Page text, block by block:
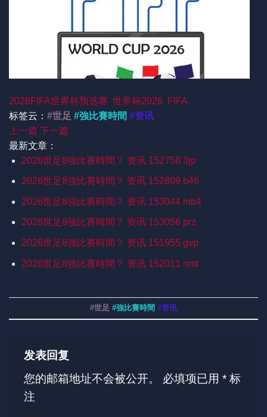
2026FIFA世界杯预选赛 世界杯2026
FIFA
标签云： #世足 #強比賽時間 #资讯
上一篇 下一篇
最新文章：
2026世足8強比賽時間？ 资讯 152758 3jp
2026世足8強比賽時間？ 资讯 152809 b46
2026世足8強比賽時間？ 资讯 153044 mb4
2026世足8強比賽時間？ 资讯 153056 prz
2026世足8強比賽時間？ 资讯 151955 gvp
2026世足8強比賽時間？ 资讯 152011 nmt
#世足 #強比賽時間 #资讯
发表回复
您的邮箱地址不会被公开。
必填项已用 * 标
注